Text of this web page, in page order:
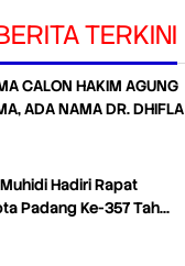
TERKINI
CALON HAKIM AGUNG
ADA NAMA DR. DHIFLA
Hadiri Rapat
Padang Ke-357 Tah…